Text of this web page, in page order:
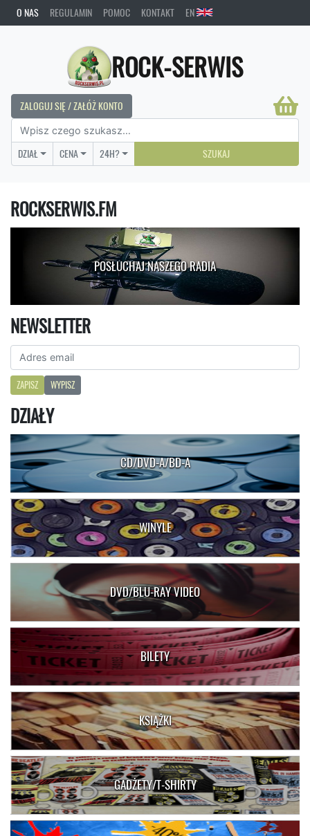
O NAS REGULAMIN POMOC KONTAKT EN
ROCK-SERWIS
ZALOGUJ SIĘ / ZAŁÓŻ KONTO
DZIAŁ CENA 24H? SZUKAJ
ROCKSERWIS.FM
POSŁUCHAJ NASZEGO RADIA
NEWSLETTER
ZAPISZ WYPISZ
DZIAŁY
CD/DVD-A/BD-A
WINYLE
DVD/BLU-RAY VIDEO
BILETY
KSIĄŻKI
GADŻETY/T-SHIRTY